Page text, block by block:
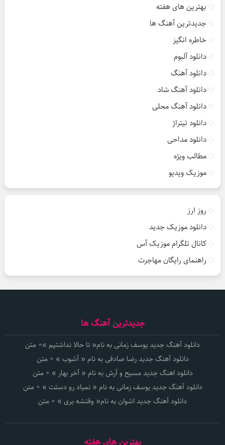
بهترین های هفته
جدیدترین آهنگ ها
خاطره انگیز
دانلود آلبوم
دانلود آهنگ
دانلود آهنگ شاد
دانلود آهنگ محلی
دانلود تیتراژ
دانلود مداحی
مطالب ویژه
موزیک ویدیو
روز ارز
دانلود موزیک جدید
کانال تلگرام موزیک آس
راهنمای رایگان مهاجرت
جدیدترین آهنگ ها
دانلود آهنگ جدید یوسف زمانی به نام« تا حالا نداشتیم »+ متن
دانلود آهنگ جدید رضا صادقی به نام « آشوب » + متن
دانلود اهنگ جدید مسیح و آرش به نام « آخر بهار » + متن
دانلود آهنگ جدید یوسف زمانی به نام « نمیاد رو دستت » + متن
دانلود آهنگ جدید اشوان به نام« وقتشه بری » + متن
بهترین های هفته